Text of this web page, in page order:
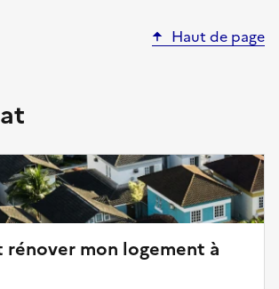
Haut de page
rénover mon logement à